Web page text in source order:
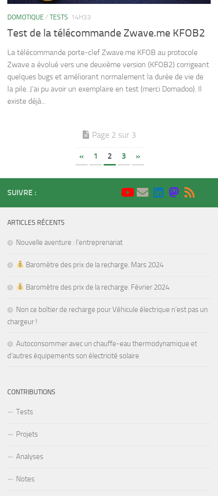
DOMOTIQUE / TESTS 14H33
Test de la télécommande Zwave.me KFOB2
La télécommande porte-clef Zwave.me KFOB au protocole
Zwave a évolué vers une deuxième version (KFOB2) corrigeant
quelques bugs et améliorant normalement la durée de vie de
la pile. J’ai pu avoir un exemplaire en test (merci Domadoo). Il
existe déjà...
Page 2 sur 3
« 1 2 3 »
SUIVRE :
ARTICLES RÉCENTS
Nouvelle aventure : l’entreprenariat
Baromètre des prix de la recharge. Mars 2024
Baromètre des prix de la recharge. Février 2024
Non ce boîtier de recharge pour Véhicule électrique n’est pas un
chargeur !
Autoconsommer avec un chauffe-eau thermodynamique et
d’autres équipements son électricité solaire
CONTRIBUTIONS
Tests
Projets
Analyses
Notes